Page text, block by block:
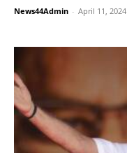
News44Admin - April 11, 2024